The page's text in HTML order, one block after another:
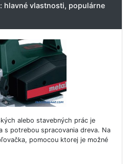
hlavné vlastnosti, populárne
alebo stavebných prác je
s potrebou spracovania dreva. Na
pomocou ktorej je možné